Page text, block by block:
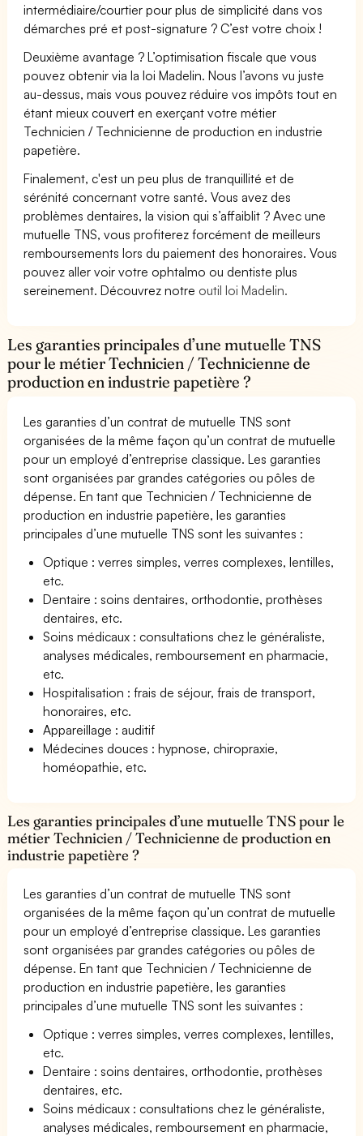
intermédiaire/courtier pour plus de simplicité dans vos
démarches pré et post-signature ? C’est votre choix !
Deuxième avantage ? L’optimisation fiscale que vous
pouvez obtenir via la loi Madelin. Nous l’avons vu juste
au-dessus, mais vous pouvez réduire vos impôts tout en
étant mieux couvert en exerçant votre métier
Technicien / Technicienne de production en industrie
papetière.
Finalement, c'est un peu plus de tranquillité et de
sérénité concernant votre santé. Vous avez des
problèmes dentaires, la vision qui s’affaiblit ? Avec une
mutuelle TNS, vous profiterez forcément de meilleurs
remboursements lors du paiement des honoraires. Vous
pouvez aller voir votre ophtalmo ou dentiste plus
sereinement. Découvrez notre outil loi Madelin.
Les garanties principales d’une mutuelle TNS
pour le métier Technicien / Technicienne de
production en industrie papetière ?
Les garanties d’un contrat de mutuelle TNS sont
organisées de la même façon qu’un contrat de mutuelle
pour un employé d’entreprise classique. Les garanties
sont organisées par grandes catégories ou pôles de
dépense. En tant que Technicien / Technicienne de
production en industrie papetière, les garanties
principales d’une mutuelle TNS sont les suivantes :
Optique : verres simples, verres complexes, lentilles,
etc.
Dentaire : soins dentaires, orthodontie, prothèses
dentaires, etc.
Soins médicaux : consultations chez le généraliste,
analyses médicales, remboursement en pharmacie,
etc.
Hospitalisation : frais de séjour, frais de transport,
honoraires, etc.
Appareillage : auditif
Médecines douces : hypnose, chiropraxie,
homéopathie, etc.
Les garanties principales d’une mutuelle TNS pour le
métier Technicien / Technicienne de production en
industrie papetière ?
Les garanties d’un contrat de mutuelle TNS sont
organisées de la même façon qu’un contrat de mutuelle
pour un employé d’entreprise classique. Les garanties
sont organisées par grandes catégories ou pôles de
dépense. En tant que Technicien / Technicienne de
production en industrie papetière, les garanties
principales d’une mutuelle TNS sont les suivantes :
Optique : verres simples, verres complexes, lentilles,
etc.
Dentaire : soins dentaires, orthodontie, prothèses
dentaires, etc.
Soins médicaux : consultations chez le généraliste,
analyses médicales, remboursement en pharmacie,